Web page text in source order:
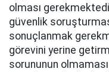
olması
güvenlik
sonuçlanmak
görevini yerine
sorununun